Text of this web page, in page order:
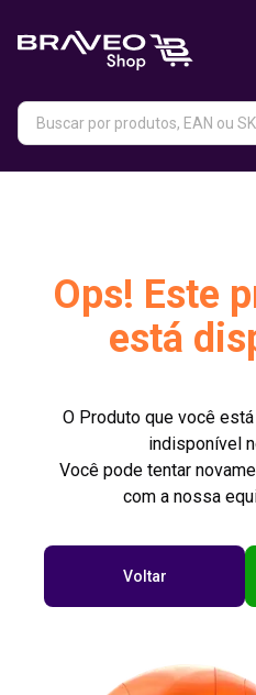
Ops! Este
está
O Produto que você
indisponível
Você pode tentar
com a nossa
Voltar